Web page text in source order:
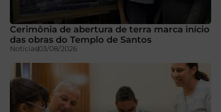
Cerimônia de abertura de terra marca início
das obras do Templo de Santos
Notícias03/08/2026